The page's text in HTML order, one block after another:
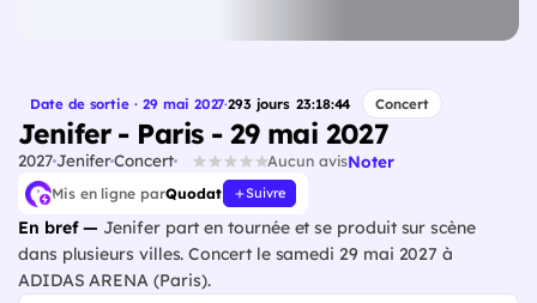
Date de sortie · 29 mai 2027·293 jours 23:18:44 Concert
Jenifer - Paris - 29 mai 2027
2027JeniferConcert Aucun avisNoter
Mis en ligne parQuodat Suivre
En bref — Jenifer part en tournée et se produit sur scène
dans plusieurs villes. Concert le samedi 29 mai 2027 à
ADIDAS ARENA (Paris).